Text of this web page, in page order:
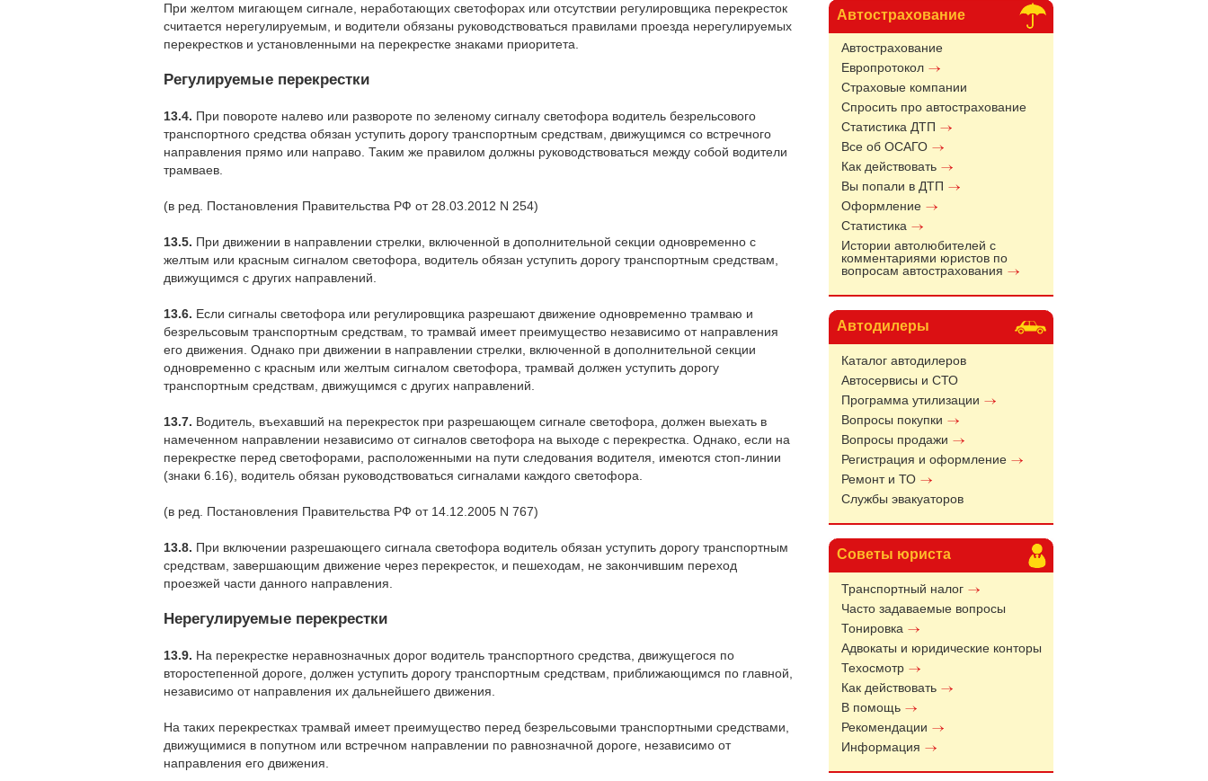
Автострахование
Автострахование
Европротокол
Страховые компании
Спросить про автострахование
Статистика ДТП
Все об ОСАГО
Как действовать
Вы попали в ДТП
Оформление
Статистика
Истории автолюбителей с
комментариями юристов по
вопросам автострахования
Автодилеры
Каталог автодилеров
Автосервисы и СТО
Программа утилизации
Вопросы покупки
Вопросы продажи
Регистрация и оформление
Ремонт и ТО
Службы эвакуаторов
Советы юриста
Транспортный налог
Часто задаваемые вопросы
Тонировка
Адвокаты и юридические конторы
Техосмотр
Как действовать
В помощь
Рекомендации
Информация
При желтом мигающем сигнале, неработающих светофорах или отсутствии регулировщика перекресток
считается нерегулируемым, и водители обязаны руководствоваться правилами проезда нерегулируемых
перекрестков и установленными на перекрестке знаками приоритета.
Регулируемые перекрестки
13.4. При повороте налево или развороте по зеленому сигналу светофора водитель безрельсового
транспортного средства обязан уступить дорогу транспортным средствам, движущимся со встречного
направления прямо или направо. Таким же правилом должны руководствоваться между собой водители
трамваев.
(в ред. Постановления Правительства РФ от 28.03.2012 N 254)
13.5. При движении в направлении стрелки, включенной в дополнительной секции одновременно с
желтым или красным сигналом светофора, водитель обязан уступить дорогу транспортным средствам,
движущимся с других направлений.
13.6. Если сигналы светофора или регулировщика разрешают движение одновременно трамваю и
безрельсовым транспортным средствам, то трамвай имеет преимущество независимо от направления
его движения. Однако при движении в направлении стрелки, включенной в дополнительной секции
одновременно с красным или желтым сигналом светофора, трамвай должен уступить дорогу
транспортным средствам, движущимся с других направлений.
13.7. Водитель, въехавший на перекресток при разрешающем сигнале светофора, должен выехать в
намеченном направлении независимо от сигналов светофора на выходе с перекрестка. Однако, если на
перекрестке перед светофорами, расположенными на пути следования водителя, имеются стоп-линии
(знаки 6.16), водитель обязан руководствоваться сигналами каждого светофора.
(в ред. Постановления Правительства РФ от 14.12.2005 N 767)
13.8. При включении разрешающего сигнала светофора водитель обязан уступить дорогу транспортным
средствам, завершающим движение через перекресток, и пешеходам, не закончившим переход
проезжей части данного направления.
Нерегулируемые перекрестки
13.9. На перекрестке неравнозначных дорог водитель транспортного средства, движущегося по
второстепенной дороге, должен уступить дорогу транспортным средствам, приближающимся по главной,
независимо от направления их дальнейшего движения.
На таких перекрестках трамвай имеет преимущество перед безрельсовыми транспортными средствами,
движущимися в попутном или встречном направлении по равнозначной дороге, независимо от
направления его движения.